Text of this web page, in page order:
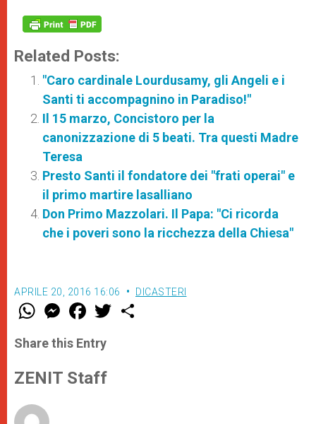
Related Posts:
"Caro cardinale Lourdusamy, gli Angeli e i
Santi ti accompagnino in Paradiso!"
Il 15 marzo, Concistoro per la
canonizzazione di 5 beati. Tra questi Madre
Teresa
Presto Santi il fondatore dei "frati operai" e
il primo martire lasalliano
Don Primo Mazzolari. Il Papa: "Ci ricorda
che i poveri sono la ricchezza della Chiesa"
APRILE 20, 2016 16:06 DICASTERI
W
t
s
p
p
M
e
s
e
g
e
F
a
e
b
o
k
w
Share this Entry
ZENIT Staff